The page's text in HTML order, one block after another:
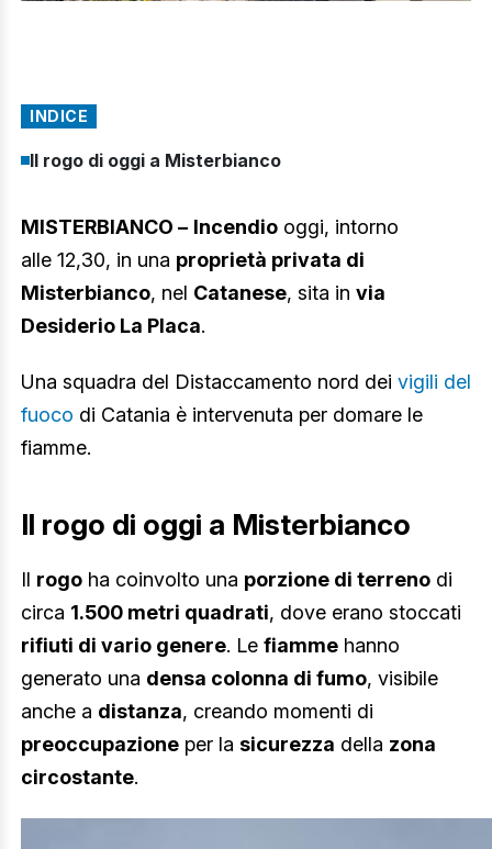
INDICE
Il rogo di oggi a Misterbianco
MISTERBIANCO – Incendio oggi, intorno
alle 12,30, in una proprietà privata di
Misterbianco, nel Catanese, sita in via
Desiderio La Placa.
Una squadra del Distaccamento nord dei vigili del
fuoco di Catania è intervenuta per domare le
fiamme.
Il rogo di oggi a Misterbianco
Il rogo ha coinvolto una porzione di terreno di
circa 1.500 metri quadrati, dove erano stoccati
rifiuti di vario genere. Le fiamme hanno
generato una densa colonna di fumo, visibile
anche a distanza, creando momenti di
preoccupazione per la sicurezza della zona
circostante.